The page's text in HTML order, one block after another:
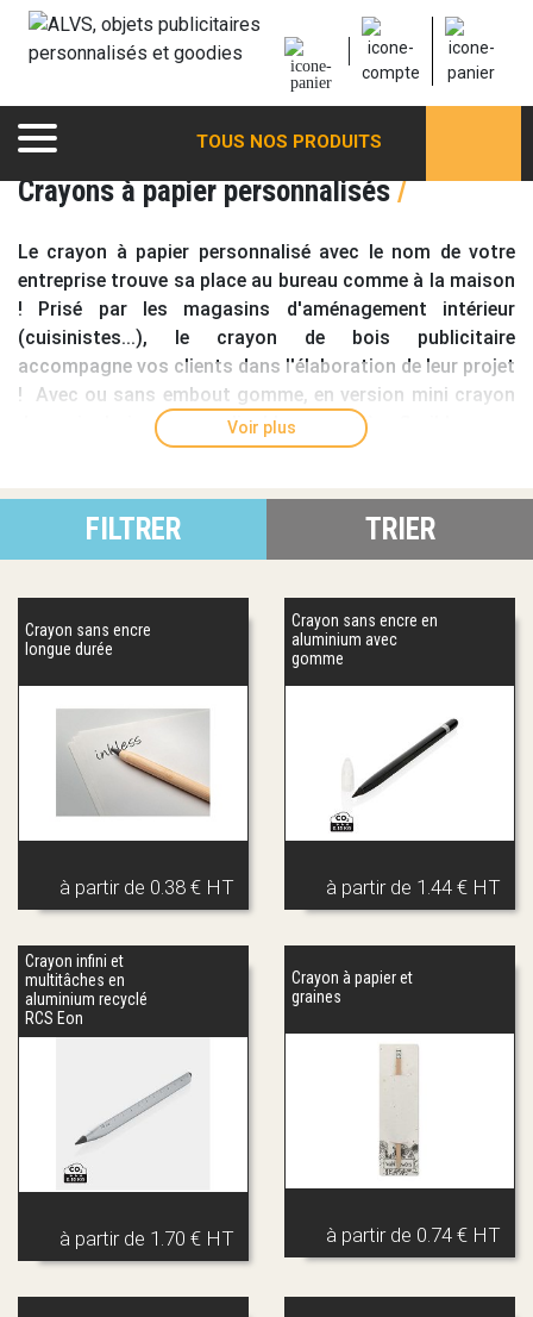
TOUS NOS PRODUITS
Crayons à papier personnalisés/
Le crayon à papier personnaliséavec le nom de votre
entreprise trouve sa place au bureau comme à la maison
! Prisé par les magasins d'aménagement intérieur
(cuisinistes...), le crayon de bois publicitaire
accompagne vos clients dans l'élaboration de leur projet
! Avec ou sans embout gomme, en version mini crayon
de papier bois personnalisable, en matière flexible ou en
crayon de chantier, vous trouverez parmi tous nos
Voir plus
FILTRER TRIER
Crayon sans encre
longue durée
à partir de 0.38 € HT
Crayon sans encre en
aluminium avec
gomme
à partir de 1.44 € HT
Crayon infini et
multitâches en
aluminium recyclé
RCS Eon
à partir de 1.70 € HT
Crayon à papier et
graines
à partir de 0.74 € HT